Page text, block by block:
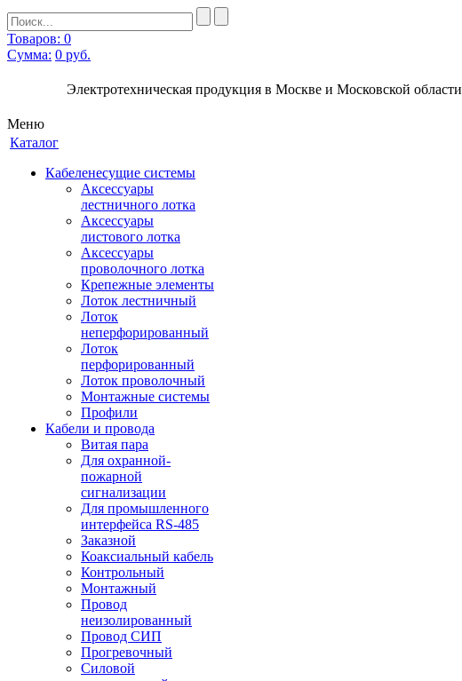
Товаров: 0
Сумма: 0 руб.
Электротехническая продукция в Москве и Московской области
Меню
Каталог
Кабеленесущие системы
Аксессуары
лестничного лотка
Аксессуары
листового лотка
Аксессуары
проволочного лотка
Крепежные элементы
Лоток лестничный
Лоток
неперфорированный
Лоток
перфорированный
Лоток проволочный
Монтажные системы
Профили
Кабели и провода
Витая пара
Для охранной-
пожарной
сигнализации
Для промышленного
интерфейса RS-485
Заказной
Коаксиальный кабель
Контрольный
Монтажный
Провод
неизолированный
Провод СИП
Прогревочный
Силовой